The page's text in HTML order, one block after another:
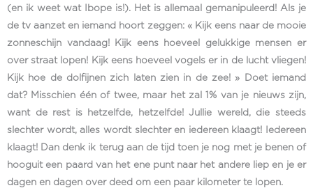
(en ik weet wat Ibope is!). Het is allemaal gemanipuleerd! Als je
de tv aanzet en iemand hoort zeggen: « Kijk eens naar de mooie
zonneschijn vandaag! Kijk eens hoeveel gelukkige mensen er
over straat lopen! Kijk eens hoeveel vogels er in de lucht vliegen!
Kijk hoe de dolfijnen zich laten zien in de zee! » Doet iemand
dat? Misschien één of twee, maar het zal 1% van je nieuws zijn,
want de rest is hetzelfde, hetzelfde! Jullie wereld, die steeds
slechter wordt, alles wordt slechter en iedereen klaagt! Iedereen
klaagt! Dan denk ik terug aan de tijd toen je nog met je benen of
hooguit een paard van het ene punt naar het andere liep en je er
dagen en dagen over deed om een paar kilometer te lopen.